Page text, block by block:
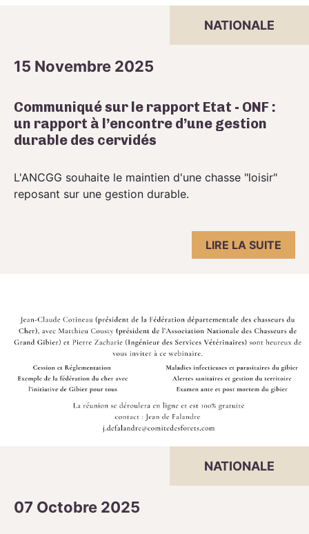
NATIONALE
15 Novembre 2025
Communiqué sur le rapport Etat - ONF :
un rapport à l’encontre d’une gestion
durable des cervidés
L'ANCGG souhaite le maintien d'une chasse "loisir"
reposant sur une gestion durable.
LIRE LA SUITE
NATIONALE
07 Octobre 2025